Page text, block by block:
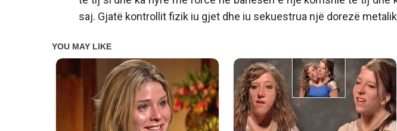
saj. Gjatë kontrollit fizik iu gjet dhe iu sekuestrua një dorezë